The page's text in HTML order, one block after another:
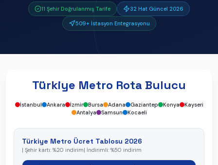
11 Şehir Doğrulanmış Tarife 32 Hat Güncel 2026
509+ İstasyon Entegrasyonu
Türkiye Metro Rota Bulucu
İstanbul Ankara İzmir Bursa Adana Gaziantep Konya
Kayseri
Antalya
Samsun Kocaeli
Türkiye Metro Ücret Tablosu 2026
| Şehir kartı: %20 indirim| İndirimli: %50 indirim